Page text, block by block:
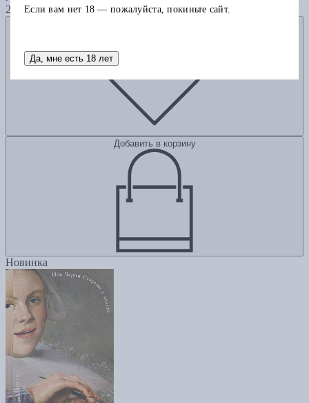
2615
Добавить в корзину
Новинка
Если вам нет 18 — пожалуйста, покиньте сайт.
Да, мне есть 18 лет